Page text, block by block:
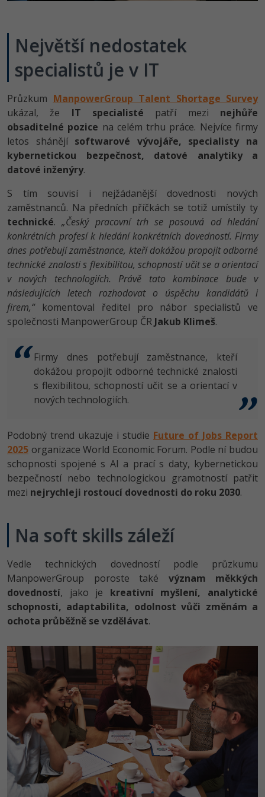
WordPress specialista
SEO specialista
Umělá inteligence (AI) -10%
Pro děti
Více
Fórum
Windows
Sítě
Kybernetická bezpečnost
Elektronický podpis
Fórum
Fórum
Největší nedostatek
specialistů je v IT
Průzkum ManpowerGroup Talent Shortage Survey
ukázal, že IT specialisté patří mezi nejhůře
obsaditelné pozice na celém trhu práce. Nejvíce firmy
letos shánějí softwarové vývojáře, specialisty na
kybernetickou bezpečnost, datové analytiky a
datové inženýry.
S tím souvisí i nejžádanější dovednosti nových
zaměstnanců. Na předních příčkách se totiž umístily ty
technické.„Český pracovní trh se posouvá od hledání
konkrétních profesí k hledání konkrétních dovedností. Firmy
dnes potřebují zaměstnance, kteří dokážou propojit odborné
technické znalosti s flexibilitou, schopností učit se a orientací
v nových technologiích. Právě tato kombinace bude v
následujících letech rozhodovat o úspěchu kandidátů i
firem,“komentoval ředitel pro nábor specialistů ve
společnosti ManpowerGroup ČR Jakub Klimeš.
Firmy dnes potřebují zaměstnance, kteří
dokážou propojit odborné technické znalosti
s flexibilitou, schopností učit se a orientací v
nových technologiích.
Podobný trend ukazuje i studie Future of Jobs Report
2025 organizace World Economic Forum. Podle ní budou
schopnosti spojené s AI a prací s daty, kybernetickou
bezpečností nebo technologickou gramotností patřit
mezi nejrychleji rostoucí dovednosti do roku 2030.
Na soft skills záleží
Vedle technických dovedností podle průzkumu
ManpowerGroup poroste také význam měkkých
dovedností, jako je kreativní myšlení, analytické
schopnosti, adaptabilita, odolnost vůči změnám a
ochota průběžně se vzdělávat.